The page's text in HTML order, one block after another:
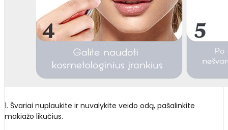
1. Švariai nuplaukite ir nuvalykite veido odą, pašalinkite
makiažo likučius.